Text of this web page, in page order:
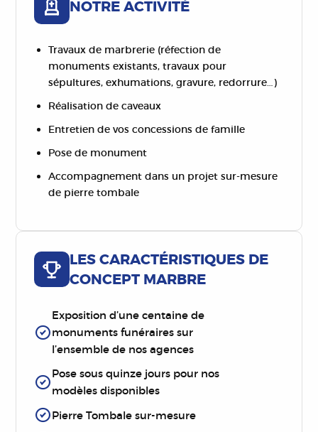
NOTRE ACTIVITÉ
Travaux de marbrerie (réfection de
monuments existants, travaux pour
sépultures, exhumations, gravure, redorrure…)
Réalisation de caveaux
Entretien de vos concessions de famille
Pose de monument
Accompagnement dans un projet sur-mesure
de pierre tombale
LES CARACTÉRISTIQUES DE
CONCEPT MARBRE
Exposition d’une centaine de
monuments funéraires sur
l’ensemble de nos agences
Pose sous quinze jours pour nos
modèles disponibles
Pierre Tombale sur-mesure